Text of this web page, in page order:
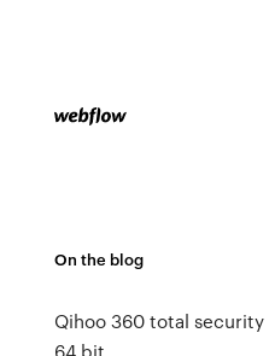
On the blog
Qihoo 360 total security
64 bit